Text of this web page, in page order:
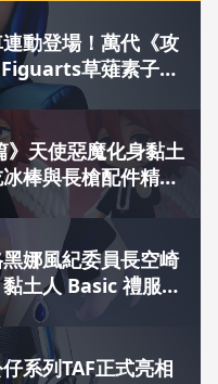
動登場！萬代《攻
草薙素子與
實物情報公開
》天使惡魔化身黏土
棒與長槍配件精緻
黑娜風紀委員長空崎
土人 Basic 禮服造
系列TAF正式亮相